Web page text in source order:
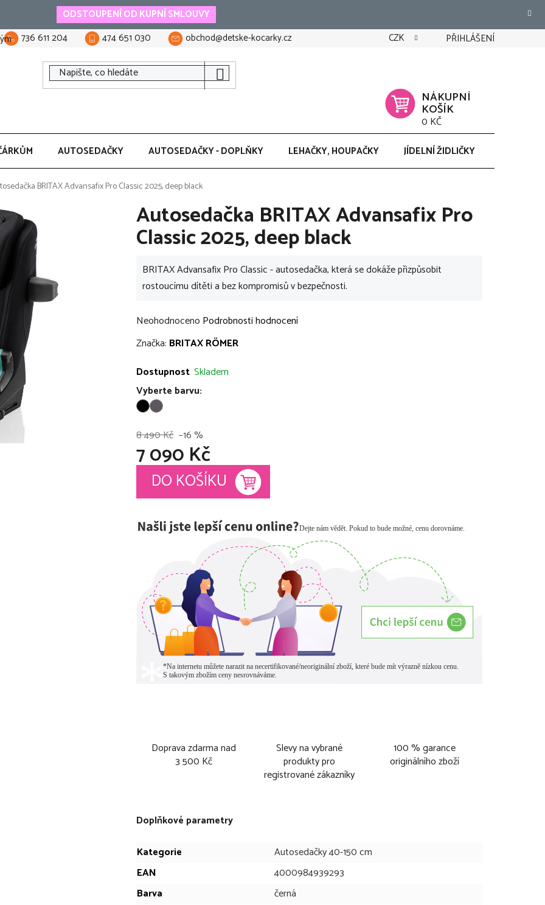
ODSTOUPENÍ OD KUPNÍ SMLOUVY
736 611 204 474 651 030 obchod@detske-kocarky.cz CZK PŘIHLÁŠENÍ
NÁKUPNÍ
KOŠÍK
0 KČ
AUTOSEDAČKY AUTOSEDAČKY - DOPLŇKY LEHAČKY, HOUPAČKY JÍDELNÍ ŽIDLIČKY
BRITAX Advansafix Pro Classic 2025, deep black
Autosedačka BRITAX Advansafix Pro
Classic 2025, deep black
BRITAX Advansafix Pro Classic - autosedačka, která se dokáže přizpůsobit
rostoucímu dítěti a bez kompromisů v bezpečnosti.
Průměrné
hodnocení
je
0,0
z
hvězdiček.
Neohodnoceno Podrobnosti hodnocení
Značka: BRITAX RÖMER
Dostupnost Skladem
Vyberte barvu:
8 490 Kč –16 %
7 090 Kč
Měrná cena:
DO KOŠÍKU
Doprava zdarma nad
3 500 Kč
Slevy na vybrané
produkty pro
registrované zákazníky
100 % garance
originálního zboží
Doplňkové parametry
Kategorie
Autosedačky 40-150 cm
EAN
4000984939293
Barva
černá